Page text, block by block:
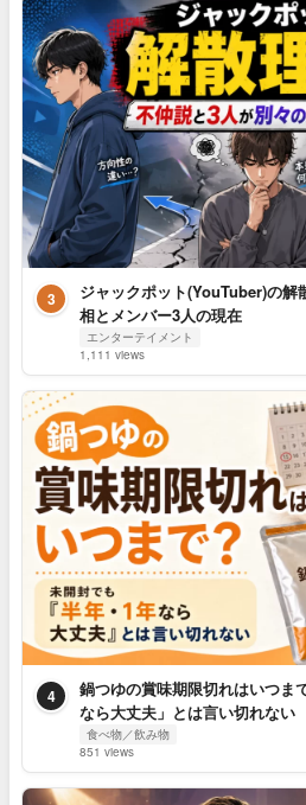
3
ジャックポット(YouTuber)の解
相とメンバー3人の現在
エンターテイメント
1,111 views
4
鍋つゆの賞味期限切れはいつま
なら大丈夫」とは言い切れない
食べ物／飲み物
851 views